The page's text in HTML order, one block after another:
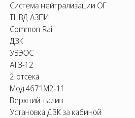
Система нейтрализации ОГ
ТНВД АЗПИ
Common Rail
ДЗК
УВЭОС
АТЗ-12
2 отсека
Мод.4671М2-11
Верхний налив
Установка ДЗК за кабиной